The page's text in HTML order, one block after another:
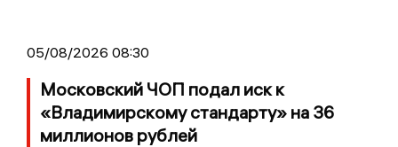
05/08/2026 08:30
Московский ЧОП подал иск к
«Владимирскому стандарту» на 36
миллионов рублей